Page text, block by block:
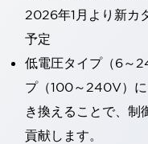
2026年1月より新カ
予定
低電圧タイプ（6～
プ（100～240V）
き換えることで、制
貢献します。